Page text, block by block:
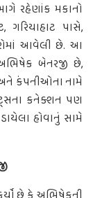
રહેણાંક મકાનો
પાસે,
આવેલી છે. આ
બેનરજી છે,
કંપનીઓના નામે
કનેક્શન પણ
હોવાનું સામે